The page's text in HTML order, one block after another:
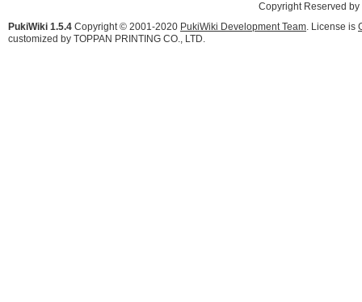
Copyright Reserved
PukiWiki 1.5.4 Copyright © 2001-2020 PukiWiki Development Team. License is
customized by TOPPAN PRINTING CO., LTD.